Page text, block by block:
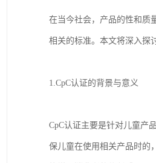
在当今社会，产品的性和质
相关的标准。本文将深入探
1.CpC认证的背景与意义
CpC认证主要是针对儿童产
保儿童在使用相关产品时的